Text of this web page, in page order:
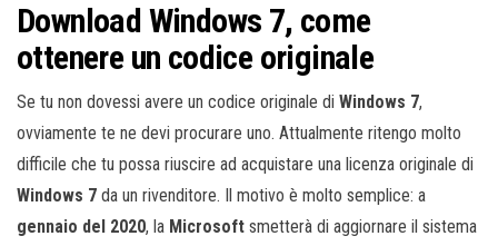
Download Windows 7, come
ottenere un codice originale
Se tu non dovessi avere un codice originale di Windows 7,
ovviamente te ne devi procurare uno. Attualmente ritengo molto
difficile che tu possa riuscire ad acquistare una licenza originale di
Windows 7 da un rivenditore. Il motivo è molto semplice: a
gennaio del 2020, la Microsoft smetterà di aggiornare il sistema